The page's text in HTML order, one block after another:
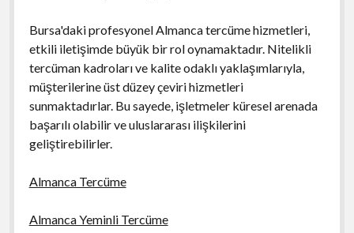
Bursa'daki profesyonel Almanca tercüme hizmetleri,
etkili iletişimde büyük bir rol oynamaktadır. Nitelikli
tercüman kadroları ve kalite odaklı yaklaşımlarıyla,
müşterilerine üst düzey çeviri hizmetleri
sunmaktadırlar. Bu sayede, işletmeler küresel arenada
başarılı olabilir ve uluslararası ilişkilerini
geliştirebilirler.
Almanca Tercüme
Almanca Yeminli Tercüme